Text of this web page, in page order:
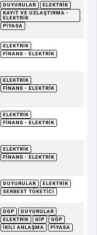
DUYURULAR
ELEKTRIK
KAYIT VE UZLAŞTIRMA -
ELEKTRIK
PIYASA
ELEKTRIK
FINANS - ELEKTRIK
ELEKTRIK
FINANS - ELEKTRIK
ELEKTRIK
FINANS - ELEKTRIK
ELEKTRIK
FINANS - ELEKTRIK
DUYURULAR
ELEKTRIK
SERBEST TÜKETICI
DGP
DUYURULAR
ELEKTRIK
GİP
GÖP
İKILI ANLAŞMA
PIYASA